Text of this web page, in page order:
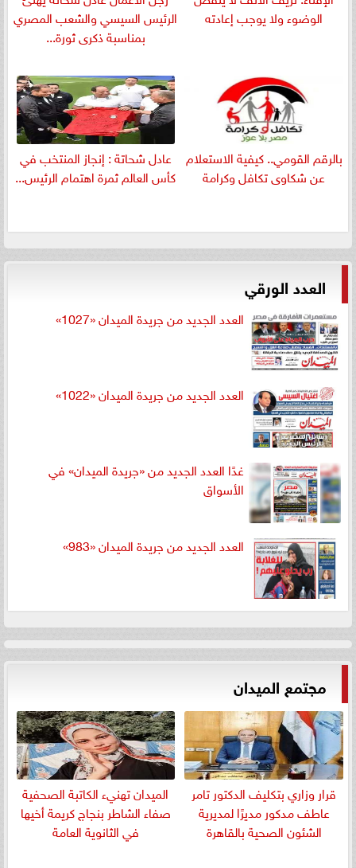
الوضوء ولا يوجب إعادته
الرئيس السيسي والشعب المصري
بمناسبة ذكرى ثورة...
بالرقم القومي.. كيفية الاستعلام
عن شكاوى تكافل وكرامة
عادل شحاتة : إنجاز المنتخب في
كأس العالم ثمرة اهتمام الرئيس...
العدد الورقي
العدد الجديد من جريدة الميدان «1027»
العدد الجديد من جريدة الميدان «1022»
غدًا العدد الجديد من «جريدة الميدان» في
الأسواق
العدد الجديد من جريدة الميدان «983»
مجتمع الميدان
قرار وزاري بتكليف الدكتور تامر
عاطف مدكور مديرًا لمديرية
الشئون الصحية بالقاهرة
الميدان تهنيء الكاتبة الصحفية
صفاء الشاطر بنجاج كريمة أخيها
في الثانوية العامة